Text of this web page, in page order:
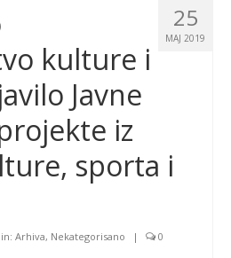
25
MAJ 2019
kulture i
Javne
iz
sporta i
Arhiva, Nekategorisano | 0